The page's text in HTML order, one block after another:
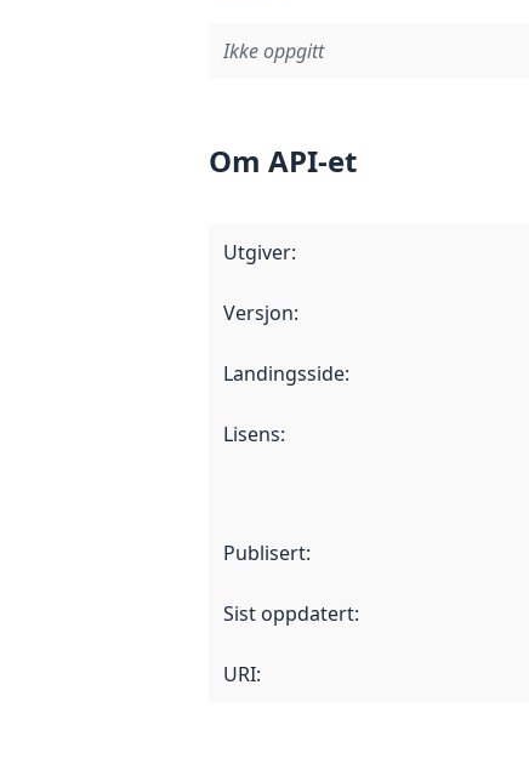
Ikke oppgitt
Om API-et
Utgiver:
Versjon:
Landingsside:
Lisens:
Publisert:
Sist oppdatert:
URI: